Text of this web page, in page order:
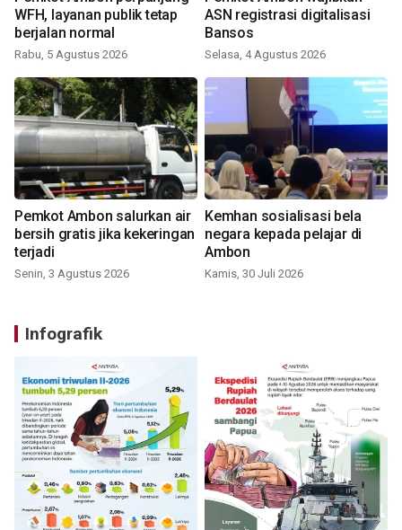
WFH, layanan publik tetap
berjalan normal
Rabu, 5 Agustus 2026
ASN registrasi digitalisasi
Bansos
Selasa, 4 Agustus 2026
Pemkot Ambon salurkan air
bersih gratis jika kekeringan
terjadi
Senin, 3 Agustus 2026
Kemhan sosialisasi bela
negara kepada pelajar di
Ambon
Kamis, 30 Juli 2026
Infografik